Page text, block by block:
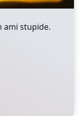
ami stupide.